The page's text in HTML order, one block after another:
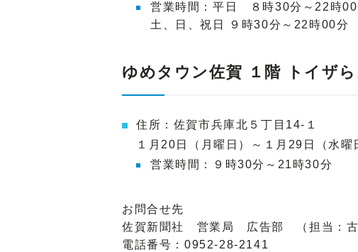
営業時間：平日 ８時30分～22時00
土、日、祝日 ９時30分～22時00分
ゆめタウン佐賀 １階 トイザ
住所：佐賀市兵庫北５丁目14-１
１月20日（月曜日）～１月29日（水曜
営業時間：９時30分～21時30分
お問合せ先
佐賀新聞社 営業局 広告部 （担当：古
電話番号： 0952-28-2141